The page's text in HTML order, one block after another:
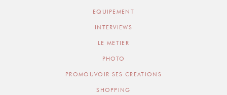
EQUIPEMENT
INTERVIEWS
LE METIER
PHOTO
PROMOUVOIR SES CREATIONS
SHOPPING